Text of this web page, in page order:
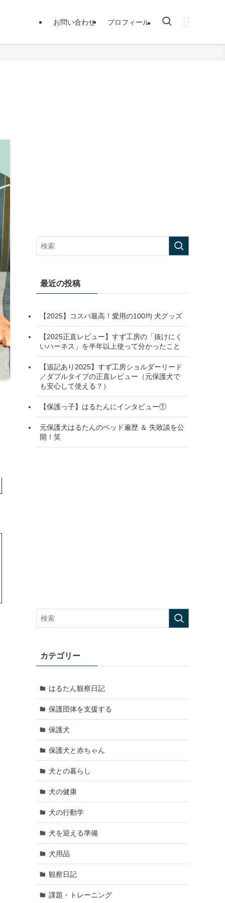
お問い合わせ プロフィール
最近の投稿
【2025】コスパ最高！愛用の100均 犬グッズ
【2025正直レビュー】すず工房の「抜けにく
いハーネス」を半年以上使って分かったこと
【追記あり2025】すず工房ショルダーリード
／ダブルタイプの正直レビュー（元保護犬で
も安心して使える？）
【保護っ子】はるたんにインタビュー①
元保護犬はるたんのベッド遍歴 ＆ 失敗談を公
開！笑
カテゴリー
はるたん観察日記
保護団体を支援する
保護犬
保護犬と赤ちゃん
犬との暮らし
犬の健康
犬の行動学
犬を迎える準備
犬用品
観察日記
課題・トレーニング